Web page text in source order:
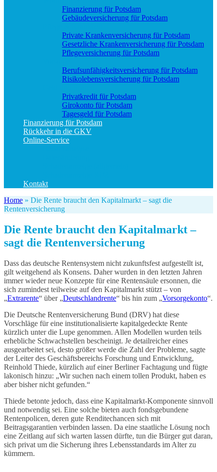
Finanzierung für Potsdam
Gebäudeversicherung für Potsdam
Private Krankenversicherung für Potsdam
Gesetzliche Krankenversicherung für Potsdam
Pflegeversicherung für Potsdam
Berufs­unfähigkeitsversicherung für Potsdam
Risikolebensversicherung für Potsdam
Privatkredit für Potsdam
Girokonto für Potsdam
Tagesgeld für Potsdam
Finanzierung für Potsdam
Rückkehr in die GKV
Online-Service
Kontakt
Home » Die Rente braucht den Kapitalmarkt – sagt die
Rentenversicherung
Die Rente braucht den Kapitalmarkt –
sagt die Rentenversicherung
Dass das deutsche Rentensystem nicht zukunftsfest aufgestellt ist,
gilt weitgehend als Konsens. Daher wurden in den letzten Jahren
immer wieder neue Konzepte für eine Rentensäule ersonnen, die
sich zumindest teilweise auf den Kapitalmarkt stützt – von
„Extrarente“ über „Deutschlandrente“ bis hin zum „Vorsorgekonto“.
Die Deutsche Rentenversicherung Bund (DRV) hat diese
Vorschläge für eine institutionalisierte kapitalgedeckte Rente
kürzlich unter die Lupe genommen. Allen Modellen wurden teils
erhebliche Schwachstellen bescheinigt. Je detailreicher eines
ausgearbeitet sei, desto größer werde die Zahl der Probleme, sagte
der Leiter des Geschäftsbereichs Forschung und Entwicklung,
Reinhold Thiede, kürzlich auf einer Berliner Fachtagung und fügte
lakonisch hinzu: „Wir suchen nach einem tollen Produkt, haben es
aber bisher nicht gefunden.“
Thiede betonte jedoch, dass eine Kapitalmarkt-Komponente sinnvoll
und notwendig sei. Eine solche bieten auch fondsgebundene
Rentenpolicen, deren gute Renditechancen sich mit
Beitragsgarantien verbinden lassen. Da eine staatliche Lösung noch
eine Zeitlang auf sich warten lassen dürfte, tun die Bürger gut daran,
sich privat um die Sicherung ihres Lebensstandards im Alter zu
kümmern.